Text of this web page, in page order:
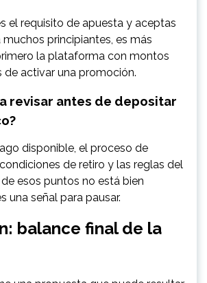
el requisito de apuesta y aceptas
muchos principiantes, es más
la plataforma con montos
de activar una promoción.
revisar antes de depositar
disponible, el proceso de
de retiro y las reglas del
esos puntos no está bien
una señal para pausar.
balance final de la